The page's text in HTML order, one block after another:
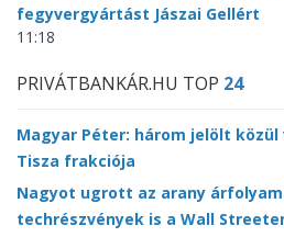
fegyvergyártást Jászai Gellért
11:18
PRIVÁTBANKÁR.HU TOP 24
Magyar Péter: három jelölt
Tisza frakciója
Nagyot ugrott az arany
techrészvények is a Wall